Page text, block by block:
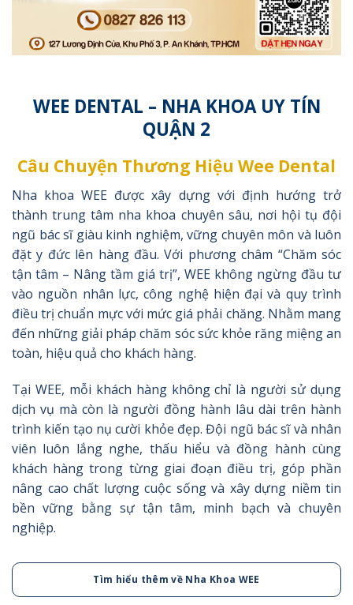
WEE DENTAL – NHA KHOA UY TÍN
QUẬN 2
Câu Chuyện Thương Hiệu Wee Dental
Nha khoa WEE được xây dựng với định hướng trở
thành trung tâm nha khoa chuyên sâu, nơi hội tụ đội
ngũ bác sĩ giàu kinh nghiệm, vững chuyên môn và luôn
đặt y đức lên hàng đầu. Với phương châm “Chăm sóc
tận tâm – Nâng tầm giá trị”, WEE không ngừng đầu tư
vào nguồn nhân lực, công nghệ hiện đại và quy trình
điều trị chuẩn mực với mức giá phải chăng. Nhằm mang
đến những giải pháp chăm sóc sức khỏe răng miệng an
toàn, hiệu quả cho khách hàng.
Tại WEE, mỗi khách hàng không chỉ là người sử dụng
dịch vụ mà còn là người đồng hành lâu dài trên hành
trình kiến tạo nụ cười khỏe đẹp. Đội ngũ bác sĩ và nhân
viên luôn lắng nghe, thấu hiểu và đồng hành cùng
khách hàng trong từng giai đoạn điều trị, góp phần
nâng cao chất lượng cuộc sống và xây dựng niềm tin
bền vững bằng sự tận tâm, minh bạch và chuyên
nghiệp.
Tìm hiểu thêm về Nha Khoa WEE